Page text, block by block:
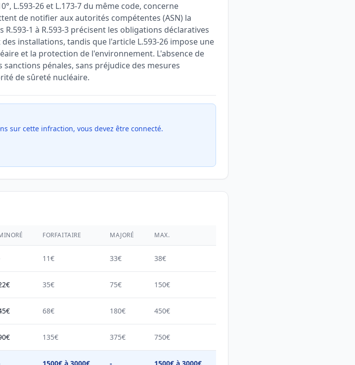
L.593-26 et L.173-7 du même code, concerne
de notifier aux autorités compétentes (ASN) la
1 à R.593-3 précisent les obligations déclaratives
installations, tandis que l'article L.593-26 impose une
et la protection de l'environnement. L'absence de
pénales, sans préjudice des mesures
de sûreté nucléaire.
sur cette infraction, vous devez être connecté.
FORFAITAIRE MAJORÉ MAX.
11€ 33€ 38€
35€ 75€ 150€
68€ 180€ 450€
135€ 375€ 750€